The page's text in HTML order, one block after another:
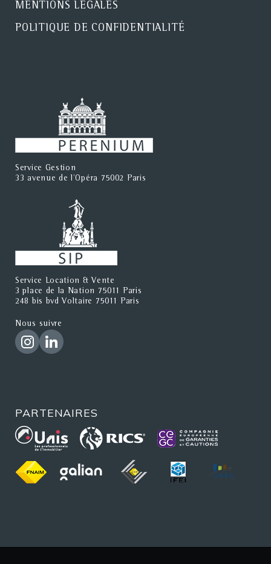
MENTIONS LÉGALES
POLITIQUE DE CONFIDENTIALITÉ
Service Gestion
33 avenue de l'Opéra 75002 Paris
Service Location & Vente
3 place de la Nation 75011 Paris
248 bis bvd Voltaire 75011 Paris
Nous suivre
PARTENAIRES